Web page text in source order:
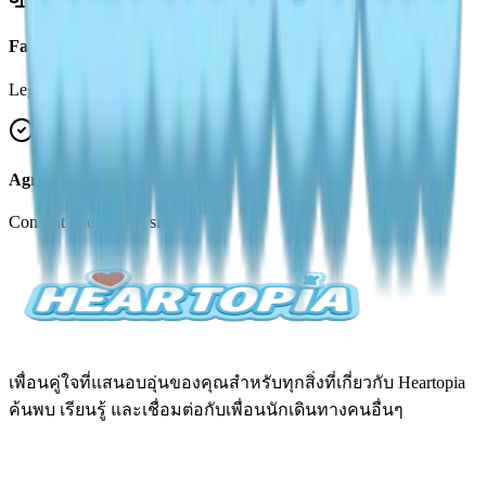
Fair Use
Legal clarity for everyone
Agreement
Consent upon using site
เพื่อนคู่ใจที่แสนอบอุ่นของคุณสำหรับทุกสิ่งที่เกี่ยวกับ Heartopia
ค้นพบ เรียนรู้ และเชื่อมต่อกับเพื่อนนักเดินทางคนอื่นๆ